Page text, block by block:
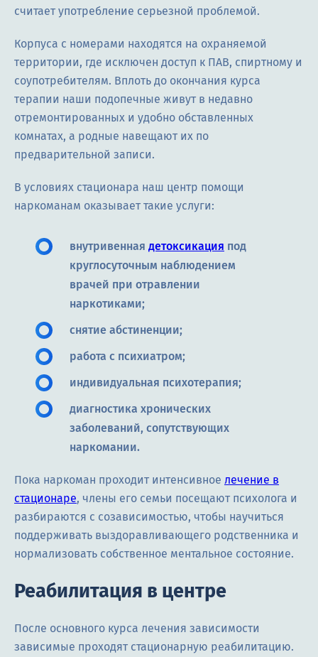
считает употребление серьезной проблемой.
Корпуса с номерами находятся на охраняемой
территории, где исключен доступ к ПАВ, спиртному и
соупотребителям. Вплоть до окончания курса
терапии наши подопечные живут в недавно
отремонтированных и удобно обставленных
комнатах, а родные навещают их по
предварительной записи.
В условиях стационара наш центр помощи
наркоманам оказывает такие услуги:
внутривенная детоксикация под
круглосуточным наблюдением
врачей при отравлении
наркотиками;
снятие абстиненции;
работа с психиатром;
индивидуальная психотерапия;
диагностика хронических
заболеваний, сопутствующих
наркомании.
Пока наркоман проходит интенсивное лечение в
стационаре, члены его семьи посещают психолога и
разбираются с созависимостью, чтобы научиться
поддерживать выздоравливающего родственника и
нормализовать собственное ментальное состояние.
Реабилитация в центре
После основного курса лечения зависимости
зависимые проходят стационарную реабилитацию.